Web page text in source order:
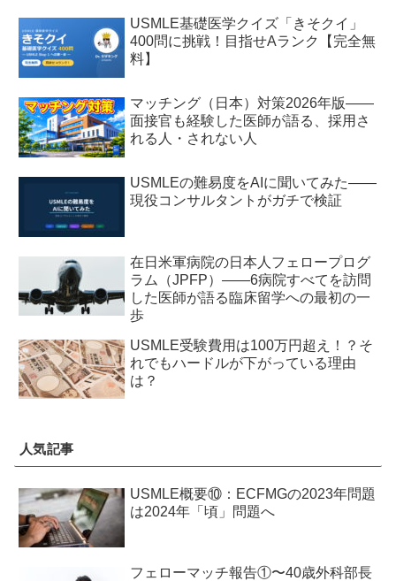
USMLE基礎医学クイズ「きそクイ」
400問に挑戦！目指せAランク【完全無
料】
マッチング（日本）対策2026年版——
面接官も経験した医師が語る、採用さ
れる人・されない人
USMLEの難易度をAIに聞いてみた——
現役コンサルタントがガチで検証
在日米軍病院の日本人フェロープログ
ラム（JPFP）——6病院すべてを訪問
した医師が語る臨床留学への最初の一
歩
USMLE受験費用は100万円超え！？そ
れでもハードルが下がっている理由
は？
人気記事
USMLE概要⑩：ECFMGの2023年問題
は2024年「頃」問題へ
フェローマッチ報告①〜40歳外科部長